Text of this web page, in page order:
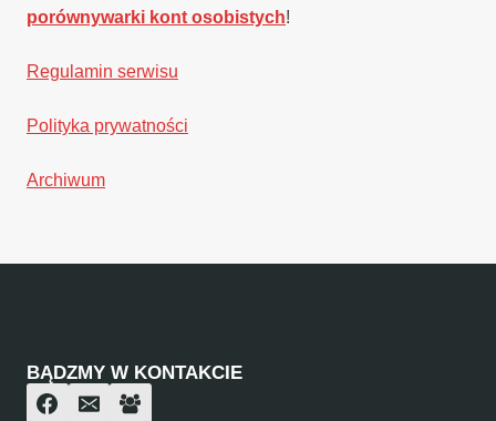
porównywarki kont osobistych!
Regulamin serwisu
Polityka prywatności
Archiwum
BĄDZMY W KONTAKCIE